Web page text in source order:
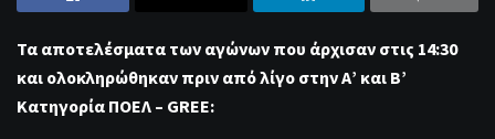
Τα αποτελέσματα των αγώνων που άρχισαν στις 14:30
και ολοκληρώθηκαν πριν από λίγο στην Α’ και Β’
Κατηγορία ΠΟΕΛ – GREE: